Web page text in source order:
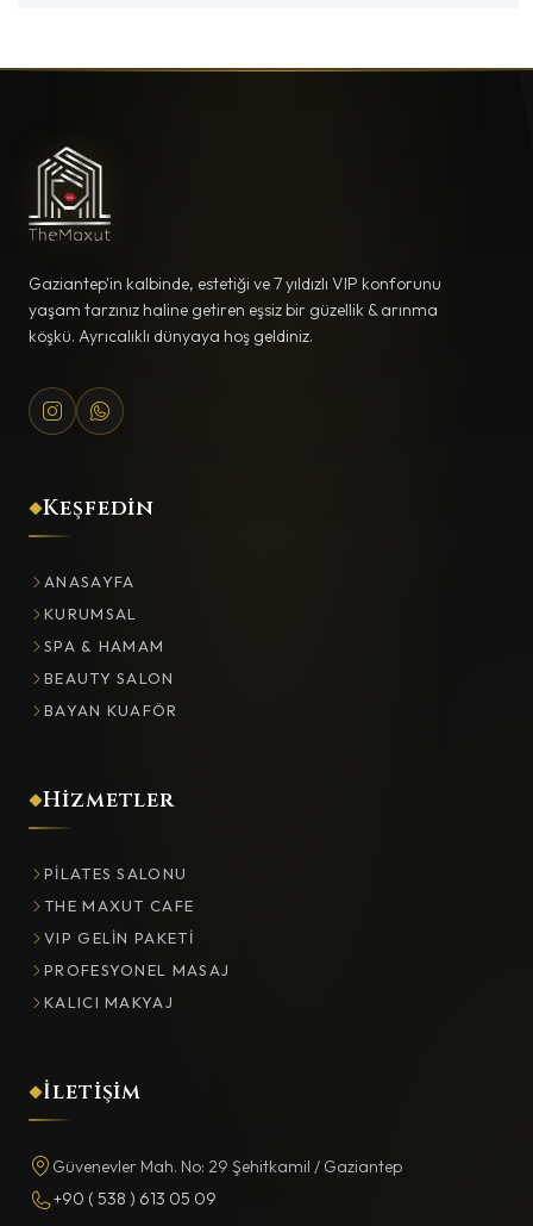
Gaziantep'in kalbinde, estetiği ve 7 yıldızlı VIP konforunu
yaşam tarzınız haline getiren eşsiz bir güzellik & arınma
köşkü. Ayrıcalıklı dünyaya hoş geldiniz.
Keşfedin
ANASAYFA
KURUMSAL
SPA & HAMAM
BEAUTY SALON
BAYAN KUAFÖR
Hizmetler
PILATES SALONU
THE MAXUT CAFE
VIP GELIN PAKETI
PROFESYONEL MASAJ
KALICI MAKYAJ
İletişim
Güvenevler Mah. No: 29 Şehitkamil / Gaziantep
+90 ( 538 ) 613 05 09